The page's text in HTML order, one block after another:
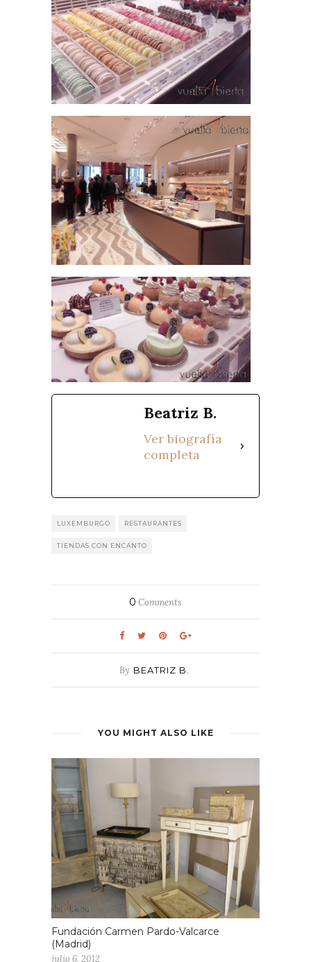
Beatriz B.
Ver biografía
completa
LUXEMBURGO RESTAURANTES
TIENDAS CON ENCANTO
0 Comments
By BEATRIZ B.
YOU MIGHT ALSO LIKE
Fundación Carmen Pardo-Valcarce
(Madrid)
julio 6, 2012